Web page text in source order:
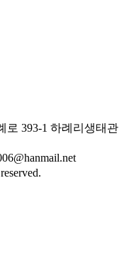
로 393-1 하례리생태관